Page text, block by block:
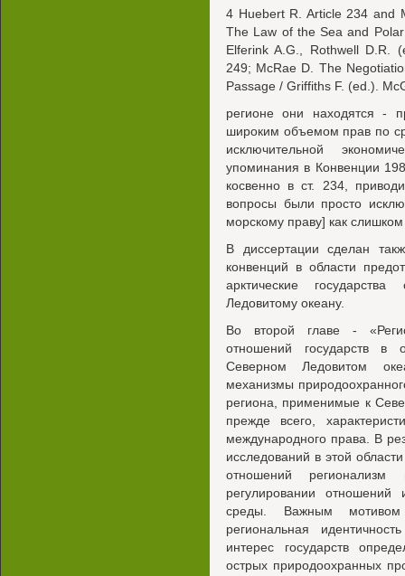
4 Huebert R. Article 234 and
The Law of the Sea and
Elferink A.G., Rothwell D.R.
249; McRae D. The
Passage / Griffiths F. (ed.).
регионе они находятся -
широким объемом прав по
исключительной
упоминания в Конвенции
косвенно в ст. 234,
вопросы были просто
морскому праву] как
В диссертации сделан
конвенций в области
арктические
Ледовитому океану.
Во второй главе -
отношений государств
Северном Ледовитом
механизмы
региона, применимые к
прежде всего,
международного права. В
исследований в этой
отношений
регулировании
среды. Важным мотивом
региональная
интерес государств
острых природоохранных